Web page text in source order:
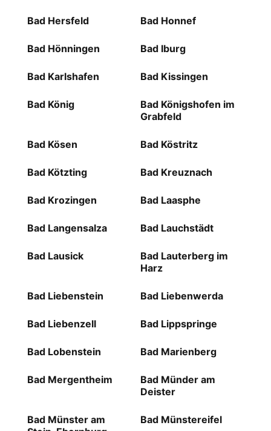
Bad Hersfeld Bad Honnef
Bad Hönningen Bad Iburg
Bad Karlshafen Bad Kissingen
Bad König
Bad Königshofen im
Grabfeld
Bad Kösen Bad Köstritz
Bad Kötzting Bad Kreuznach
Bad Krozingen Bad Laasphe
Bad Langensalza Bad Lauchstädt
Bad Lausick
Bad Lauterberg im
Harz
Bad Liebenstein Bad Liebenwerda
Bad Liebenzell Bad Lippspringe
Bad Lobenstein Bad Marienberg
Bad Mergentheim
Bad Münder am
Deister
Bad Münster am
Bad Münstereifel